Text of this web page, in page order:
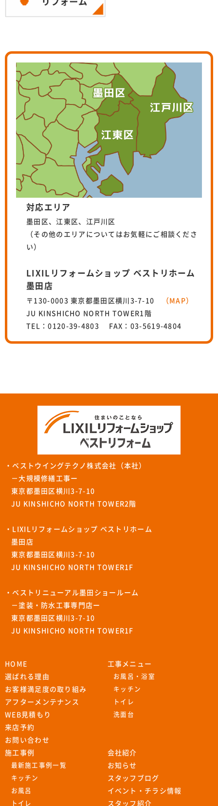
対応エリア
墨田区、江東区、江戸川区
（その他のエリアについてはお気軽にご相談くださ
い）
LIXILリフォームショップ ベストリホーム
墨田店
〒130-0003 東京都墨田区横川3-7-10
（MAP）
JU KINSHICHO NORTH TOWER1階
TEL：0120-39-4803 FAX：03-5619-4804
・ベストウイングテクノ株式会社（本社）
－大規模修繕工事ー
東京都墨田区横川3-7-10
JU KINSHICHO NORTH TOWER2階
・LIXILリフォームショップ ベストリホーム
墨田店
東京都墨田区横川3-7-10
JU KINSHICHO NORTH TOWER1F
・ベストリニューアル墨田ショールーム
－塗装・防水工事専門店ー
東京都墨田区横川3-7-10
JU KINSHICHO NORTH TOWER1F
HOME
選ばれる理由
お客様満足度の取り組み
アフターメンテナンス
WEB見積もり
来店予約
お問い合わせ
工事メニュー
お風呂・浴室
キッチン
トイレ
洗面台
施工事例
最新施工事例一覧
キッチン
お風呂
トイレ
会社紹介
お知らせ
スタッフブログ
イベント・チラシ情報
スタッフ紹介